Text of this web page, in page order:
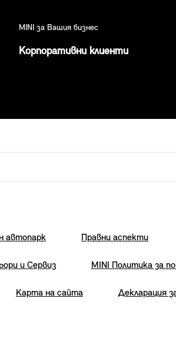
MINI за Вашия бизнес
Корпоративни клиенти
автопарк Правни аспекти
и Сервиз MINI Политика за
Карта на сайта Декларация